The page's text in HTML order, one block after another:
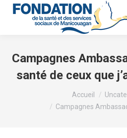
Campagnes
santé de ceux que
Accueil
Campagnes